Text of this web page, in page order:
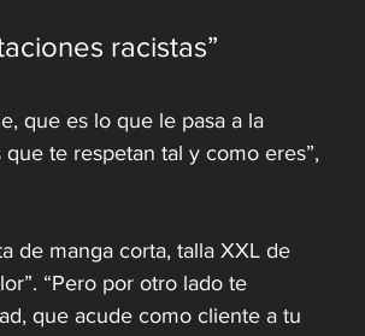
racistas”
que es lo que le pasa a la
te respetan tal y como eres”,
de manga corta, talla XXL de
“Pero por otro lado te
que acude como cliente a tu